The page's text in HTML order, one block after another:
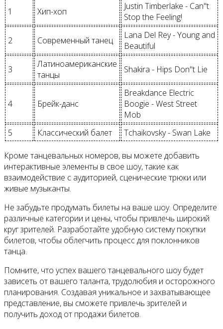
1
Хип-хоп
Justin Timberlake - Can"t
Stop the Feeling!
2 Современный танец
Lana Del Rey - Young and
Beautiful
3
Латиноамериканские
танцы
Shakira - Hips Don"t Lie
4 Брейк-данс
Breakdance Electric
Boogie - West Street
Mob
5
Классический балет Tchaikovsky - Swan Lake
Кроме танцевальных номеров, вы можете добавить
интерактивные элементы в свое шоу, такие как
взаимодействие с аудиторией, сценические трюки или
живые музыканты.
Не забудьте продумать билеты на ваше шоу. Определите
различные категории и цены, чтобы привлечь широкий
круг зрителей. Разработайте удобную систему покупки
билетов, чтобы облегчить процесс для поклонников
танца.
Помните, что успех вашего танцевального шоу будет
зависеть от вашего таланта, трудолюбия и осторожного
планирования. Создавая уникальное и захватывающее
представление, вы сможете привлечь зрителей и
получить доход от продажи билетов.